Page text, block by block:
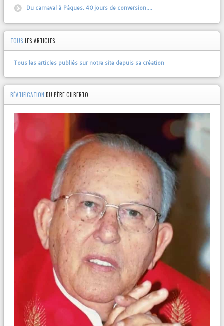
Du carnaval à Pâques, 40 jours de conversion….
TOUS LES ARTICLES
Tous les articles publiés sur notre site depuis sa création
BÉATIFICATION DU PÈRE GILBERTO